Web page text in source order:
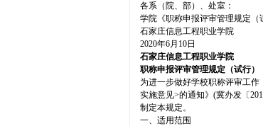
各系（院、部）、处室：
学院《职称申报评审管理规定（
石家庄信息工程职业学院
2020年6月10日
石家庄信息工程职业学院
职称申报评审管理规定（试行）
为进一步做好学校职称评审工
实施意见>的通知》(冀办发〔
制定本规定。
一、适用范围